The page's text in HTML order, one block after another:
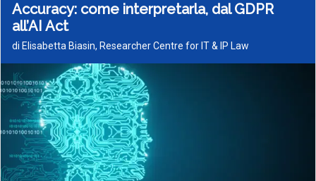
Accuracy: come interpretarla, dal GDPR
all’AI Act
di Elisabetta Biasin, Researcher Centre for IT & IP Law